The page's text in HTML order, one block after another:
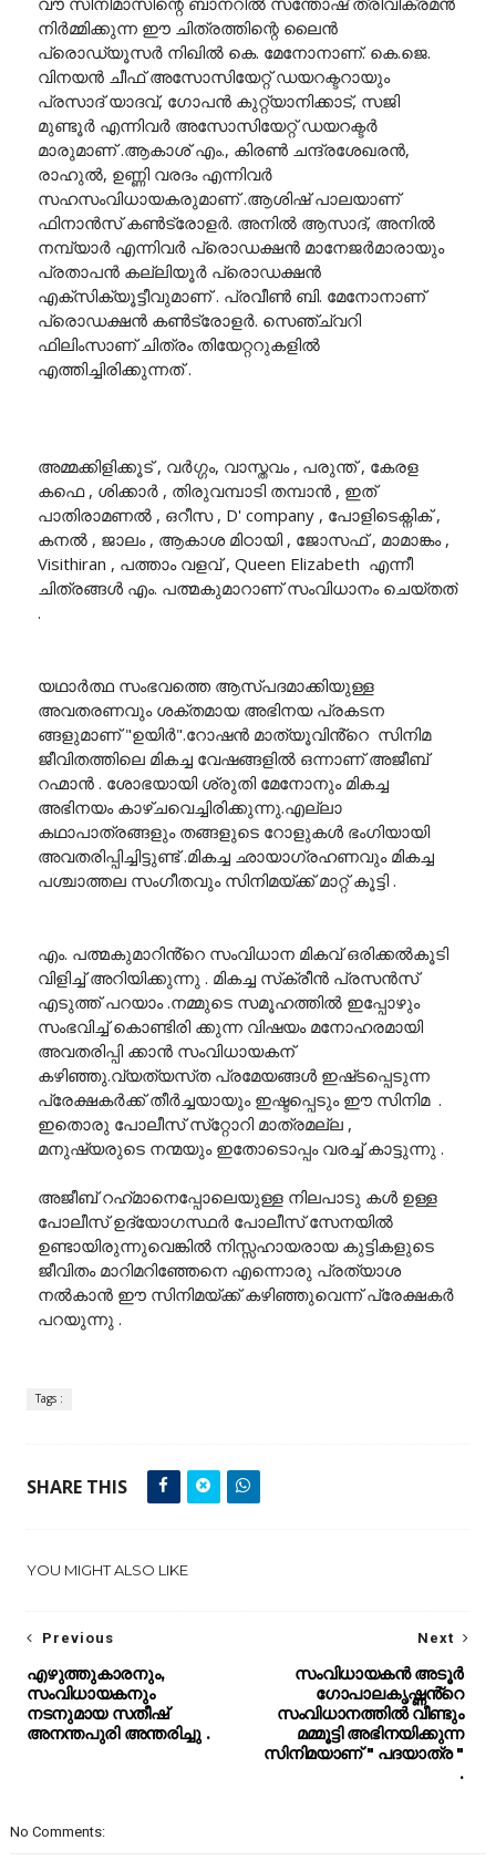
നിർമ്മിക്കുന്ന ഈ ചിത്രത്തിന്റെ ലൈൻ
പ്രൊഡ്യൂസർ നിഖിൽ കെ. മേനോനാണ്. കെ.ജെ.
വിനയൻ ചീഫ് അസോസിയേറ്റ് ഡയറക്ടറായും
പ്രസാദ് യാദവ്, ഗോപൻ കുറ്റ്യാനിക്കാട്, സജി
മുണ്ടൂർ എന്നിവർ അസോസിയേറ്റ് ഡയറക്ടർ
മാരുമാണ് .ആകാശ് എം., കിരൺ ചന്ദ്രശേഖരൻ,
രാഹുൽ, ഉണ്ണി വരദം എന്നിവർ
സഹസംവിധായകരുമാണ് .ആശിഷ് പാലയാണ്
ഫിനാൻസ് കൺട്രോളർ. അനിൽ ആസാദ്, അനിൽ
നമ്പ്യാർ എന്നിവർ പ്രൊഡക്ഷൻ മാനേജർമാരായും
പ്രതാപൻ കല്ലിയൂർ പ്രൊഡക്ഷൻ
എക്സിക്യൂട്ടീവുമാണ് . പ്രവീൺ ബി. മേനോനാണ്
പ്രൊഡക്ഷൻ കൺട്രോളർ. സെഞ്ച്വറി
ഫിലിംസാണ് ചിത്രം തിയേറ്ററുകളിൽ
എത്തിച്ചിരിക്കുന്നത് .
അമ്മക്കിളിക്കൂട് , വർഗ്ഗം, വാസ്തവം , പരുന്ത് , കേരള
കഫെ , ശിക്കാർ , തിരുവമ്പാടി തമ്പാൻ , ഇത്
പാതിരാമണൽ , ഒറീസ , D' company , പോളിടെക്നിക് ,
കനൽ , ജാലം , ആകാശ മിഠായി , ജോസഫ് , മാമാങ്കം ,
Visithiran , പത്താം വളവ് , Queen Elizabeth എന്നീ
ചിത്രങ്ങൾ എം. പത്മകുമാറാണ് സംവിധാനം ചെയ്തത്
.
യഥാർത്ഥ സംഭവത്തെ ആസ്പദമാക്കിയുള്ള
അവതരണവും ശക്തമായ അഭിനയ പ്രകടന
ങ്ങളുമാണ് "ഉയിർ".റോഷൻ മാത്യൂവിൻ്റെ സിനിമ
ജീവിതത്തിലെ മികച്ച വേഷങ്ങളിൽ ഒന്നാണ് അജീബ്
റഹ്മാൻ . ശോഭയായി ശ്രുതി മേനോനും മികച്ച
അഭിനയം കാഴ്ചവെച്ചിരിക്കുന്നു.എല്ലാ
കഥാപാത്രങ്ങളും തങ്ങളുടെ റോളുകൾ ഭംഗിയായി
അവതരിപ്പിച്ചിട്ടുണ്ട് .മികച്ച ഛായാഗ്രഹണവും മികച്ച
പശ്ചാത്തല സംഗീതവും സിനിമയ്ക്ക് മാറ്റ് കൂട്ടി .
എം. പത്മകുമാറിൻ്റെ സംവിധാന മികവ് ഒരിക്കൽകൂടി
വിളിച്ച് അറിയിക്കുന്നു . മികച്ച സ്‌ക്രീൻ പ്രസൻസ്
എടുത്ത് പറയാം .നമ്മുടെ സമൂഹത്തിൽ ഇപ്പോഴും
സംഭവിച്ച് കൊണ്ടിരി ക്കുന്ന വിഷയം മനോഹരമായി
അവതരിപ്പി ക്കാൻ സംവിധായകന്
കഴിഞ്ഞു.വ്യത്യസ്‌ത പ്രമേയങ്ങൾ ഇഷ്‌ടപ്പെടുന്ന
പ്രേക്ഷകർക്ക് തീർച്ചയായും ഇഷ്ടപ്പെടും ഈ സിനിമ .
ഇതൊരു പോലീസ് സ്‌റ്റോറി മാത്രമല്ല ,
മനുഷ്യരുടെ നന്മയും ഇതോടൊപ്പം വരച്ച് കാട്ടുന്നു .
അജീബ് റഹ്‌മാനെപ്പോലെയുള്ള നിലപാടു കൾ ഉള്ള
പോലീസ് ഉദ്യോഗസ്ഥർ പോലീസ് സേനയിൽ
ഉണ്ടായിരുന്നുവെങ്കിൽ നിസ്സഹായരായ കുട്ടികളുടെ
ജീവിതം മാറിമറിഞ്ഞേനെ എന്നൊരു പ്രത്യാശ
നൽകാൻ ഈ സിനിമയ്ക്ക് കഴിഞ്ഞുവെന്ന് പ്രേക്ഷകർ
പറയുന്നു .
Tags :
SHARE THIS
YOU MIGHT ALSO LIKE
Next
സംവിധായകൻ അടൂർ
ഗോപാലകൃഷ്ണൻ്റെ
സംവിധാനത്തിൽ വീണ്ടും
മമ്മൂട്ടി അഭിനയിക്കുന്ന
സിനിമയാണ് " പദയാത്ര "
.
Previous
എഴുത്തുകാരനും,
സംവിധായകനും
നടനുമായ സതീഷ്
അനന്തപുരി അന്തരിച്ചു .
No Comments: